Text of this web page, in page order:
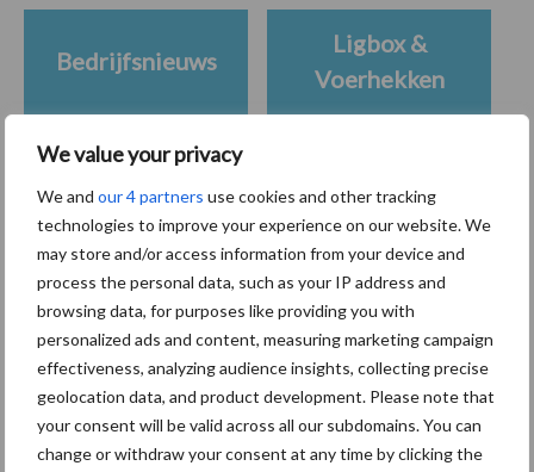
We value your privacy
We and our 4 partners use cookies and other tracking
technologies to improve your experience on our website. We
may store and/or access information from your device and
process the personal data, such as your IP address and
browsing data, for purposes like providing you with
personalized ads and content, measuring marketing campaign
effectiveness, analyzing audience insights, collecting precise
geolocation data, and product development. Please note that
your consent will be valid across all our subdomains. You can
change or withdraw your consent at any time by clicking the
Primaire
Sidebar
Recent nieuws Partner nieuws
7 aug
Grondstoffenmarkt blijft grillig:
droogte en geopolitiek houden
handel in de greep
Bedrijfsnieuws
Ligbox &
Voerhekken
Toon meer